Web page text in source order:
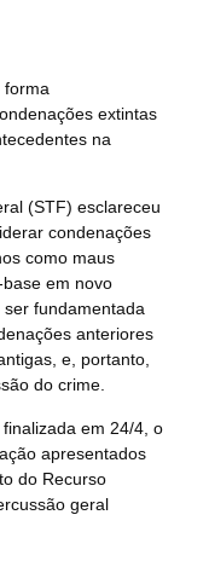
forma
extintas
na
(STF) esclareceu
condenações
como maus
em novo
ser fundamentada
anteriores
e, portanto,
do crime.
em 24/4, o
apresentados
do Recurso
geral